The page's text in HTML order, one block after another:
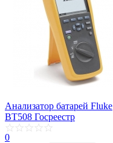
Анализатор батарей Fluke
BT508 Госреестр
0